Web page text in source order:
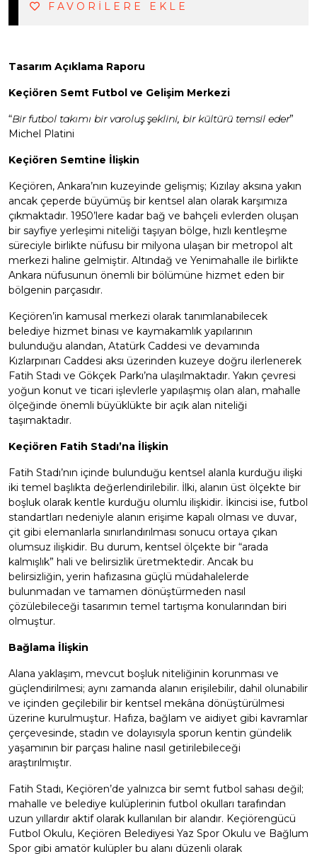
FAVORİLERE EKLE
Tasarım Açıklama Raporu
Keçiören Semt Futbol ve Gelişim Merkezi
“Bir futbol takımı bir varoluş şeklini, bir kültürü temsil eder”
Michel Platini
Keçiören Semtine İlişkin
Keçiören, Ankara’nın kuzeyinde gelişmiş; Kızılay aksına yakın
ancak çeperde büyümüş bir kentsel alan olarak karşımıza
çıkmaktadır. 1950’lere kadar bağ ve bahçeli evlerden oluşan
bir sayfiye yerleşimi niteliği taşıyan bölge, hızlı kentleşme
süreciyle birlikte nüfusu bir milyona ulaşan bir metropol alt
merkezi haline gelmiştir. Altındağ ve Yenimahalle ile birlikte
Ankara nüfusunun önemli bir bölümüne hizmet eden bir
bölgenin parçasıdır.
Keçiören’in kamusal merkezi olarak tanımlanabilecek
belediye hizmet binası ve kaymakamlık yapılarının
bulunduğu alandan, Atatürk Caddesi ve devamında
Kızlarpınarı Caddesi aksı üzerinden kuzeye doğru ilerlenerek
Fatih Stadı ve Gökçek Parkı’na ulaşılmaktadır. Yakın çevresi
yoğun konut ve ticari işlevlerle yapılaşmış olan alan, mahalle
ölçeğinde önemli büyüklükte bir açık alan niteliği
taşımaktadır.
Keçiören Fatih Stadı’na İlişkin
Fatih Stadı’nın içinde bulunduğu kentsel alanla kurduğu ilişki
iki temel başlıkta değerlendirilebilir. İlki, alanın üst ölçekte bir
boşluk olarak kentle kurduğu olumlu ilişkidir. İkincisi ise, futbol
standartları nedeniyle alanın erişime kapalı olması ve duvar,
çit gibi elemanlarla sınırlandırılması sonucu ortaya çıkan
olumsuz ilişkidir. Bu durum, kentsel ölçekte bir “arada
kalmışlık” hali ve belirsizlik üretmektedir. Ancak bu
belirsizliğin, yerin hafızasına güçlü müdahalelerde
bulunmadan ve tamamen dönüştürmeden nasıl
çözülebileceği tasarımın temel tartışma konularından biri
olmuştur.
Bağlama İlişkin
Alana yaklaşım, mevcut boşluk niteliğinin korunması ve
güçlendirilmesi; aynı zamanda alanın erişilebilir, dahil olunabilir
ve içinden geçilebilir bir kentsel mekâna dönüştürülmesi
üzerine kurulmuştur. Hafıza, bağlam ve aidiyet gibi kavramlar
çerçevesinde, stadın ve dolayısıyla sporun kentin gündelik
yaşamının bir parçası haline nasıl getirilebileceği
araştırılmıştır.
Fatih Stadı, Keçiören’de yalnızca bir semt futbol sahası değil;
mahalle ve belediye kulüplerinin futbol okulları tarafından
uzun yıllardır aktif olarak kullanılan bir alandır. Keçiörengücü
Futbol Okulu, Keçiören Belediyesi Yaz Spor Okulu ve Bağlum
Spor gibi amatör kulüpler bu alanı düzenli olarak